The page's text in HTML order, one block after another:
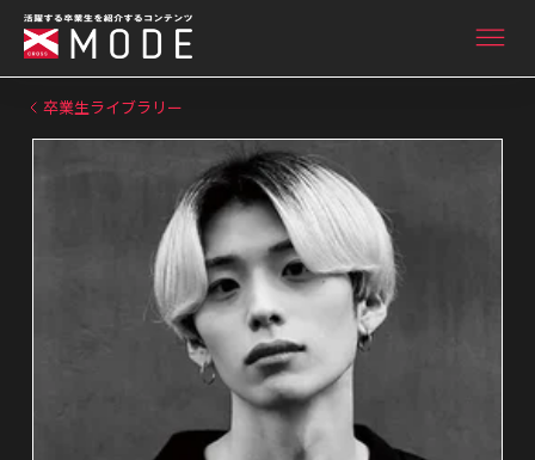
ニュース&インタビュー
卒業生ライブラリー
卒業生向け情報
卒業生ライブラリー